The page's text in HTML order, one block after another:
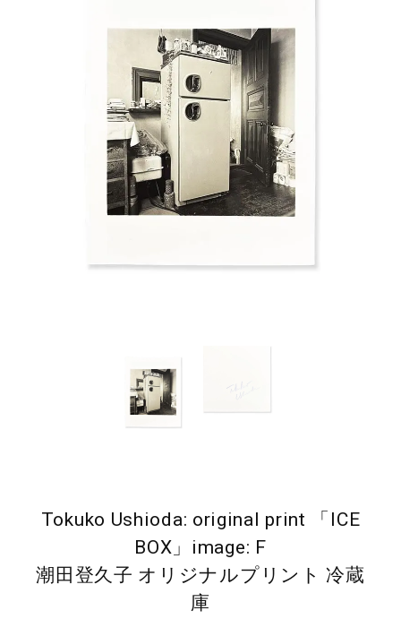
Tokuko Ushioda: original print 「ICE
BOX」image: F
潮田登久子 オリジナルプリント 冷蔵
庫